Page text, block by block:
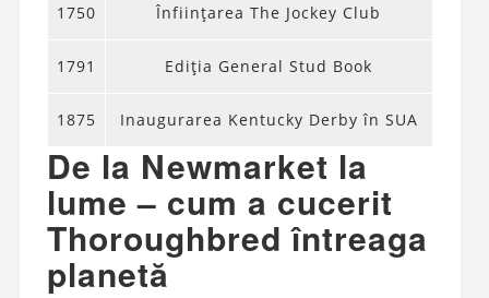
1750 Înființarea The Jockey Club
1791 Ediția General Stud Book
1875 Inaugurarea Kentucky Derby în SUA
De la Newmarket la
lume – cum a cucerit
Thoroughbred întreaga
planetă